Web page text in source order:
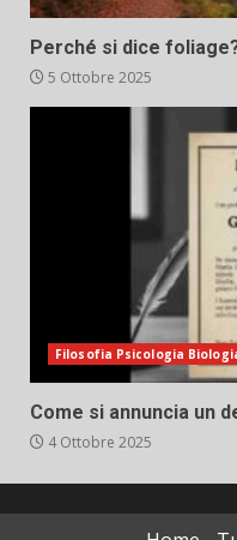
Perché si dice
5 Ottobre 2025
Filosofia Psicologia
Come si annuncia un
4 Ottobre 2025